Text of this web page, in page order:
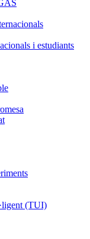
i estudiants
(TUI)